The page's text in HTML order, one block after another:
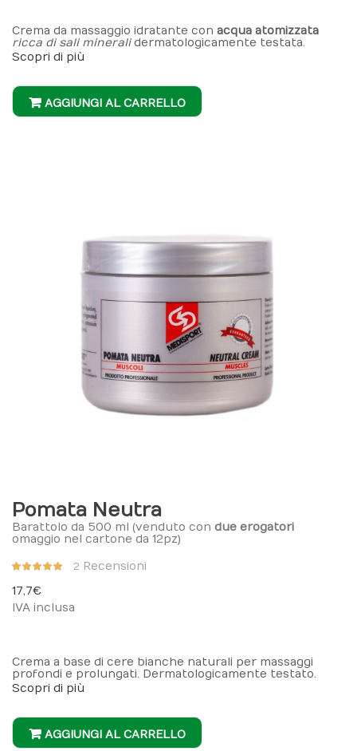
Crema da massaggio idratante con acqua atomizzata
ricca di sali mineralidermatologicamente testata.
Scopri di più
AGGIUNGI AL CARRELLO
Pomata Neutra
Barattolo da 500 ml (venduto con due erogatori
omaggio nel cartone da 12pz)
Valutazione:
2 Recensioni
17,7 €
IVA inclusa
Crema a base di cere bianche naturali per massaggi
profondi e prolungati. Dermatologicamente testato.
Scopri di più
AGGIUNGI AL CARRELLO